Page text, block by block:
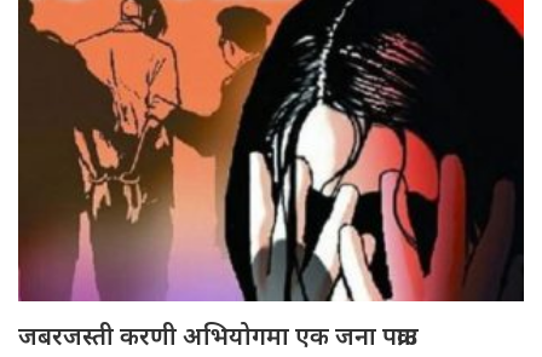
जबरजस्ती करणी अभियोगमा एक जना पक्राउ